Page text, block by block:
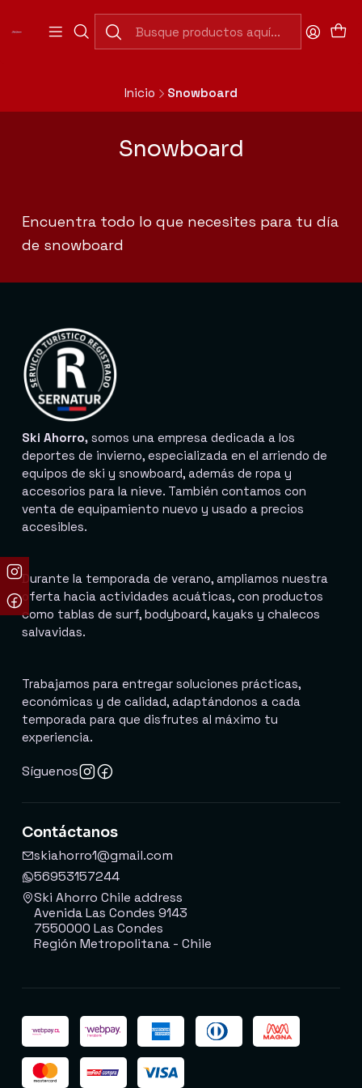
Abierto Domingo a Jueves de 7:30 a 20:00 hrs
(Cerrado 13:00 a 15:30hrs).
Abierto Viernes y Sábado de 7:30 a 20:00 hrs. Horario
Inicio Snowboard
Snowboard
Encuentra todo lo que necesites para tu día
de snowboard
Ski Ahorro, somos una empresa dedicada a los
deportes de invierno, especializada en el arriendo de
equipos de ski y snowboard, además de ropa y
accesorios para la nieve. También contamos con
venta de equipamiento nuevo y usado a precios
accesibles.
Durante la temporada de verano, ampliamos nuestra
oferta hacia actividades acuáticas, con productos
como tablas de surf, bodyboard, kayaks y chalecos
salvavidas.
Trabajamos para entregar soluciones prácticas,
económicas y de calidad, adaptándonos a cada
temporada para que disfrutes al máximo tu
experiencia.
Síguenos
Contáctanos
skiahorro1@gmail.com
56953157244
Ski Ahorro Chile address
Avenida Las Condes 9143
7550000 Las Condes
Región Metropolitana - Chile